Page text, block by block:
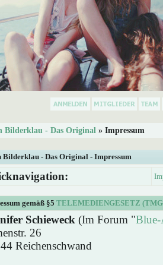
Bilderklau - Das Original » Impressum
Bilderklau - Das Original - Impressum
gemäß §5 TELEMEDIENGESETZ
Schieweck (Im Forum "
26
Reichenschwand